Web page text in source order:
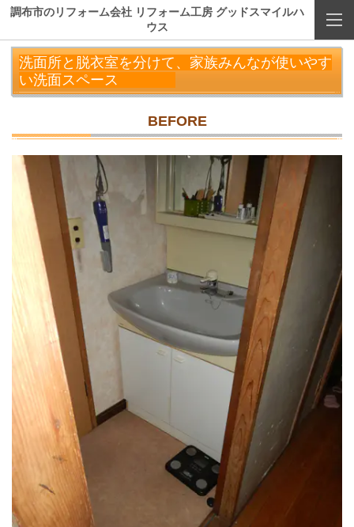
調布市のリフォーム会社 リフォーム工房 グッドスマイルハ
ウス
洗面所と脱衣室を分けて、家族みんなが使いやす
い洗面スペース
BEFORE